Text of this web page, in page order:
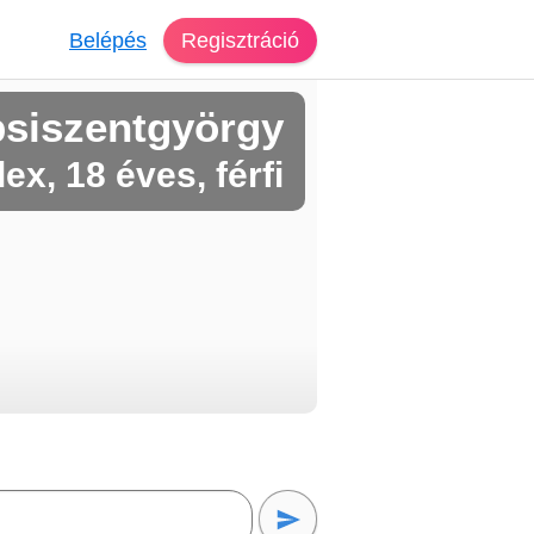
Belépés Regisztráció
18 éves, férfi